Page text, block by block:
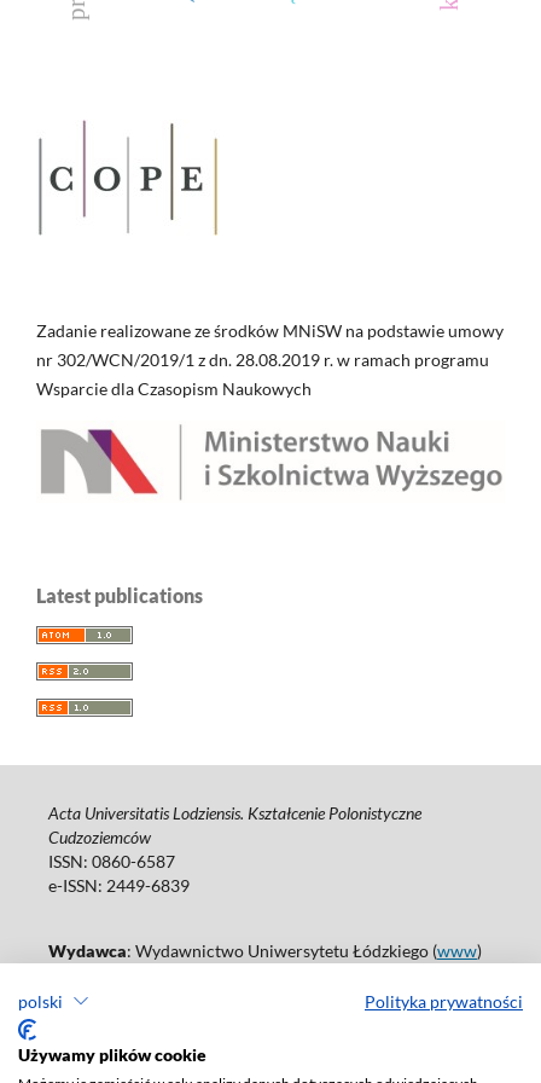
polski Polityka prywatności
Używamy plików cookie
Zadanie realizowane ze środków MNiSW na podstawie umowy
nr 302/WCN/2019/1 z dn. 28.08.2019 r. w ramach programu
Wsparcie dla Czasopism Naukowych
Latest publications
Acta Universitatis Lodziensis. Kształcenie Polonistyczne
Cudzoziemców
ISSN: 0860-6587
e-ISSN: 2449-6839
Wydawca: Wydawnictwo Uniwersytetu Łódzkiego (www)
Tel.: 42 235 01 65, fax: 42 66 55 86
Deklaracja dostępności